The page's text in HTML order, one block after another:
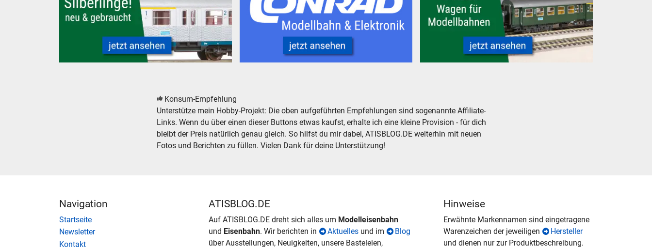
Konsum-Empfehlung
Unterstütze mein Hobby-Projekt: Die oben aufgeführten Empfehlungen sind sogenannte Affiliate-
Links. Wenn du über einen dieser Buttons etwas kaufst, erhalte ich eine kleine Provision - für dich
bleibt der Preis natürlich genau gleich. So hilfst du mir dabei, ATISBLOG.DE weiterhin mit neuen
Fotos und Berichten zu füllen. Vielen Dank für deine Unterstützung!
Navigation
Startseite
Newsletter
Kontakt
ATISBLOG.DE
Auf ATISBLOG.DE dreht sich alles um Modelleisenbahn
und Eisenbahn. Wir berichten in Aktuelles und im
Blog
über Ausstellungen, Neuigkeiten, unsere Basteleien,
Hinweise
Erwähnte Markennamen sind eingetragene
Warenzeichen der jeweiligen
Hersteller
und dienen nur zur Produktbeschreibung.